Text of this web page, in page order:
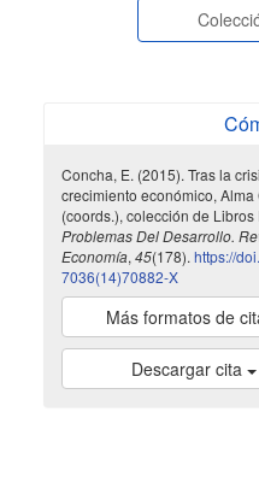
Concha, E. (2015). Tras la
crecimiento económico,
(coords.), colección de
Problemas Del Desarrollo.
Economía, 45(178). https://
7036(14)70882-X
Más formatos de
Descargar cita